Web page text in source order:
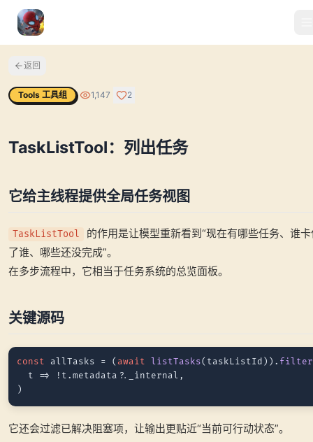
返回
Tools 工具组 1,147 2
TaskListTool：列出任务
它给主线程提供全局任务视图
TaskListTool
的作用是让模型重新看到“现在有哪些任务、谁
了谁、哪些还没完成”。
在多步流程中，它相当于任务系统的总览面板。
关键源码
const allTasks = ( await listTasks(taskListId)). filter
t => !t.metadata ?. _internal ,
它还会过滤已解决阻塞项，让输出更贴近“当前可行动状态”。